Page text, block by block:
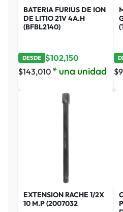
BATERIA FURIUS DE ION
DE LITIO 21V 4A.H
(BFBL2140)
DESDE $102,150
$143,010 * una unidad
$
EXTENSION RACHE 1/2X
10 M.P (2007032